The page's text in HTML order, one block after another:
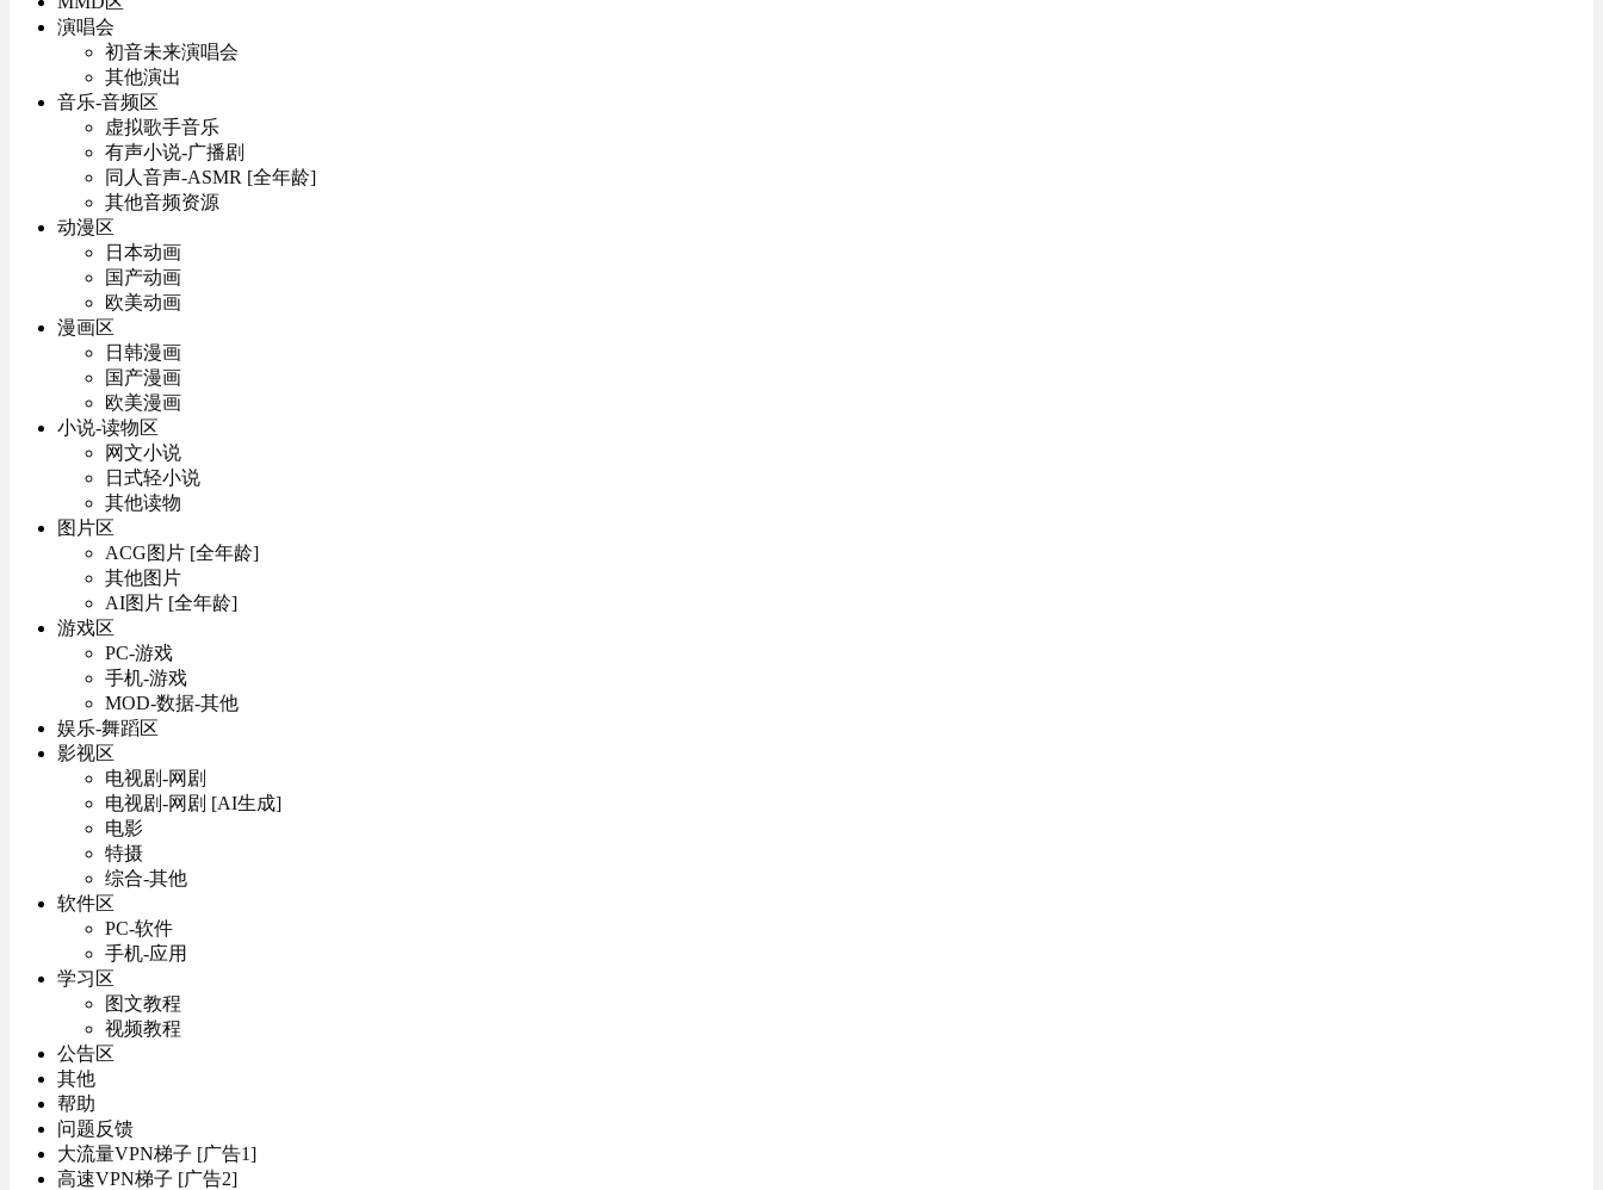
演唱会
初音未来演唱会
其他演出
音乐-音频区
虚拟歌手音乐
有声小说-广播剧
同人音声-ASMR [全年龄]
其他音频资源
动漫区
日本动画
国产动画
欧美动画
漫画区
日韩漫画
国产漫画
欧美漫画
小说-读物区
网文小说
日式轻小说
其他读物
图片区
ACG图片 [全年龄]
其他图片
AI图片 [全年龄]
游戏区
PC-游戏
手机-游戏
MOD-数据-其他
娱乐-舞蹈区
影视区
电视剧-网剧
电视剧-网剧 [AI生成]
电影
特摄
综合-其他
软件区
PC-软件
手机-应用
学习区
图文教程
视频教程
公告区
其他
帮助
问题反馈
大流量VPN梯子 [广告1]
高速VPN梯子 [广告2]